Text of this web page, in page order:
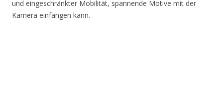
und eingeschränkter Mobilität, spannende Motive mit der
Kamera einfangen kann.